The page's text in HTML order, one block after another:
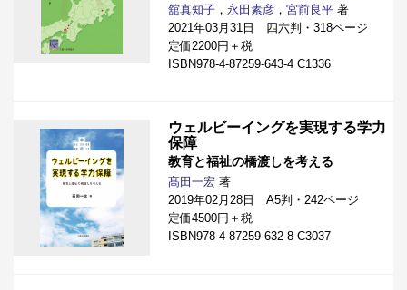
舘真知子 ， 永田素彦 ， 宮前良平 著
2021年03月31日 四六判・318ページ
定価2200円＋税
ISBN978-4-87259-643-4 C1336
ウェルビーイングを実現する学力
保障
教育と福祉の橋渡しを考える
髙田一宏 著
2019年02月28日 A5判・242ページ
定価4500円＋税
ISBN978-4-87259-632-8 C3037